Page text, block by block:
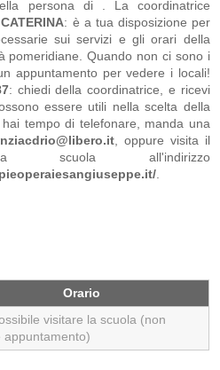
persona di
. La coordinatrice
: è a tua disposizione per
sui servizi e gli orari della
pomeridiane. Quando non ci sono i
appuntamento per vedere i locali!
: chiedi della coordinatrice, e ricevi
essere utili nella scelta della
tempo di telefonare, manda una
, oppure visita il
all'indirizzo
Orario
visitare la scuola (non
appuntamento)